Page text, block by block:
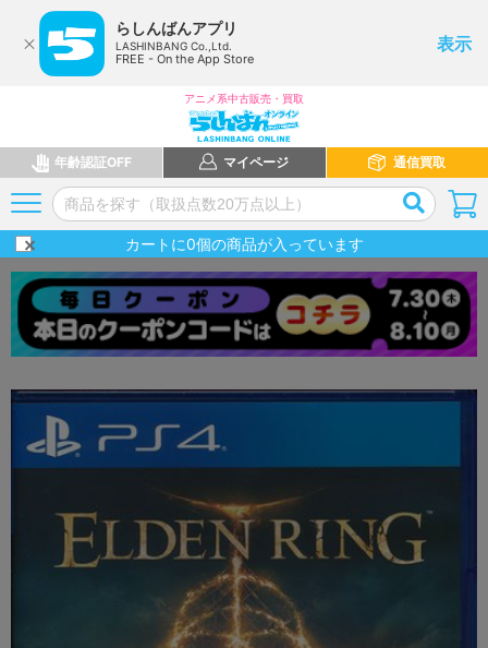
らしんばんアプリ
LASHINBANG Co.,Ltd.
FREE - On the App Store
表示
アニメ系中古販売・買取
年齢認証OFF マイページ 通信買取
カートに0個の商品が入っています